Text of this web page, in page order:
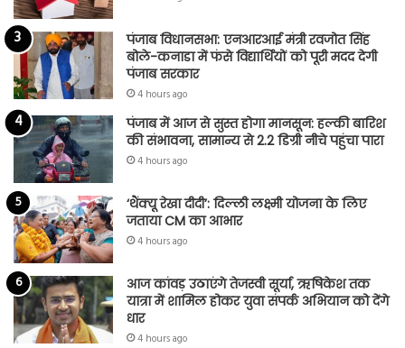
पंजाब विधानसभा: एनआरआई मंत्री रवजोत सिंह
बोले-कनाडा में फंसे विद्यार्थियों को पूरी मदद देगी
पंजाब सरकार
4 hours ago
पंजाब में आज से सुस्त होगा मानसून: हल्की बारिश
की संभावना, सामान्य से 2.2 डिग्री नीचे पहुंचा पारा
4 hours ago
‘थैंक्यू रेखा दीदी’: दिल्ली लक्ष्मी योजना के लिए
जताया CM का आभार
4 hours ago
आज कांवड़ उठाएंगे तेजस्वी सूर्या, ऋषिकेश तक
यात्रा में शामिल होकर युवा संपर्क अभियान को देंगे
धार
4 hours ago